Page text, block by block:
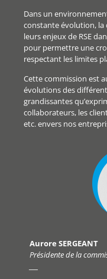
Dans un
constante évolution, la
leurs enjeux de RSE
pour permettre une
respectant les limites
Cette commission est
évolutions des
grandissantes
collaborateurs, les
etc. envers nos
Aurore SERGEANT
Présidente de la